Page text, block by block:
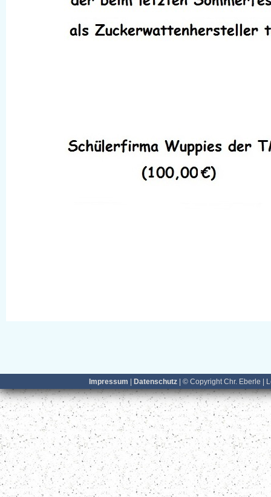
Impressum Datenschutz | © Copyright Chr. Eberle |